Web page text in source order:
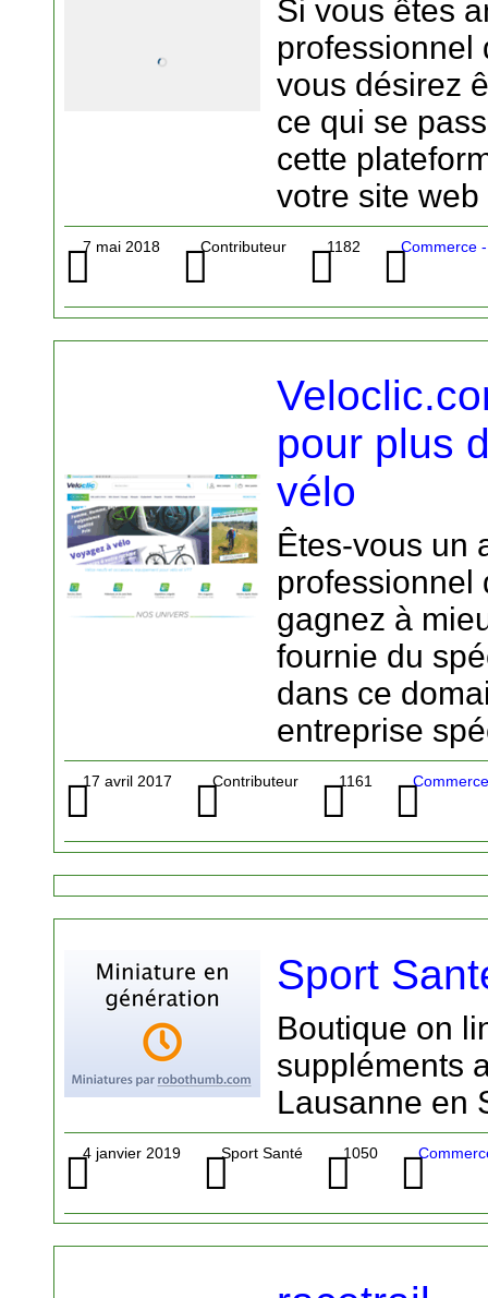
Si vous êtes
professionnel
vous désirez
ce qui se
cette
votre site
7 mai 2018 Contributeur 1182 Commerce
pour plus
vélo
Êtes-vous un
professionnel
gagnez à
fournie du
dans ce
entreprise
17 avril 2017 Contributeur 1161
Sport
Boutique on
suppléments
Lausanne en
4 janvier 2019 Sport Santé 1050